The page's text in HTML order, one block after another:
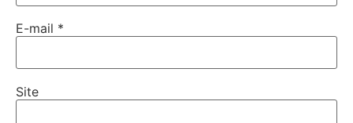
E-mail *
Site